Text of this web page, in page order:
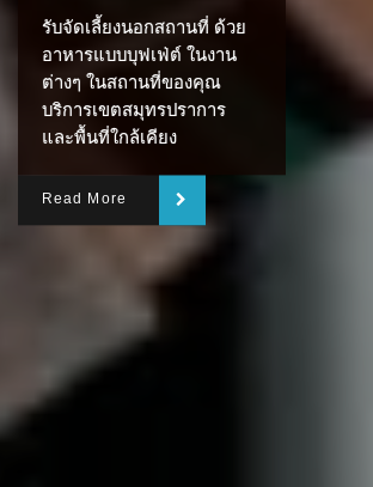
รับจัดเลี้ยงนอกสถานที่ ด้วย
อาหารแบบบุฟเฟ่ต์ ในงาน
ต่างๆ ในสถานที่ของคุณ
บริการเขตสมุทรปราการ
และพื้นที่ใกล้เคียง
Read More